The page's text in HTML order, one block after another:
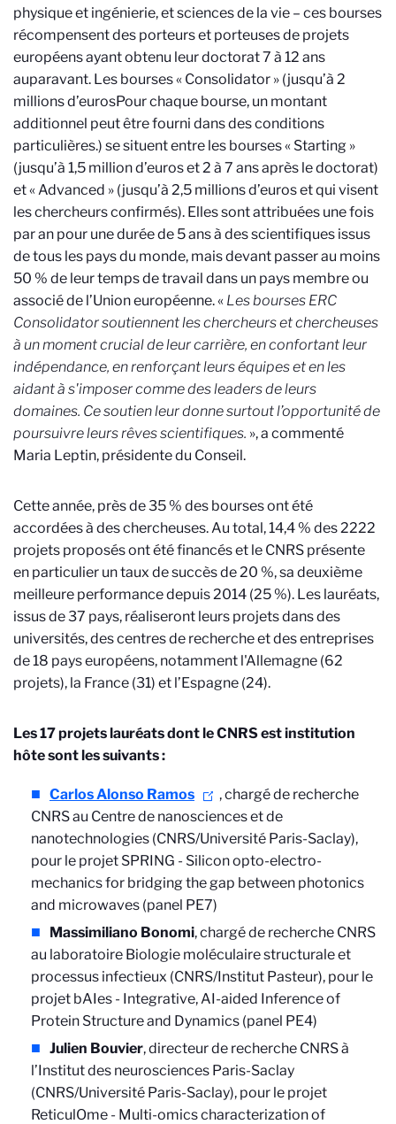
physique et ingénierie, et sciences de la vie – ces bourses
récompensent des porteurs et porteuses de projets
européens ayant obtenu leur doctorat 7 à 12 ans
auparavant. Les bourses « Consolidator » (jusqu’à 2
millions d’eurosPour chaque bourse, un montant
additionnel peut être fourni dans des conditions
particulières.) se situent entre les bourses « Starting »
(jusqu’à 1,5 million d’euros et 2 à 7 ans après le doctorat)
et « Advanced » (jusqu’à 2,5 millions d’euros et qui visent
les chercheurs confirmés). Elles sont attribuées une fois
par an pour une durée de 5 ans à des scientifiques issus
de tous les pays du monde, mais devant passer au moins
50 % de leur temps de travail dans un pays membre ou
associé de l’Union européenne. « Les bourses ERC
Consolidator soutiennent les chercheurs et chercheuses
à un moment crucial de leur carrière, en confortant leur
indépendance, en renforçant leurs équipes et en les
aidant à s'imposer comme des leaders de leurs
domaines. Ce soutien leur donne surtout l’opportunité de
poursuivre leurs rêves scientifiques. », a commenté
Maria Leptin, présidente du Conseil.
Cette année, près de 35 % des bourses ont été
accordées à des chercheuses. Au total, 14,4 % des 2222
projets proposés ont été financés et le CNRS présente
en particulier un taux de succès de 20 %, sa deuxième
meilleure performance depuis 2014 (25 %). Les lauréats,
issus de 37 pays, réaliseront leurs projets dans des
universités, des centres de recherche et des entreprises
de 18 pays européens, notamment l'Allemagne (62
projets), la France (31) et l’Espagne (24).
Les 17 projets lauréats dont le CNRS est institution
hôte sont les suivants :
Carlos Alonso Ramos
, chargé de recherche
CNRS au Centre de nanosciences et de
nanotechnologies (CNRS/Université Paris-Saclay),
pour le projet SPRING - Silicon opto-electro-
mechanics for bridging the gap between photonics
and microwaves (panel PE7)
Massimiliano Bonomi, chargé de recherche CNRS
au laboratoire Biologie moléculaire structurale et
processus infectieux (CNRS/Institut Pasteur), pour le
projet bAIes - Integrative, AI-aided Inference of
Protein Structure and Dynamics (panel PE4)
Julien Bouvier, directeur de recherche CNRS à
l’Institut des neurosciences Paris-Saclay
(CNRS/Université Paris-Saclay), pour le projet
ReticulOme - Multi-omics characterization of